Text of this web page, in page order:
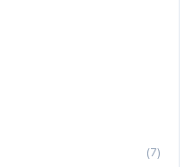
(7)